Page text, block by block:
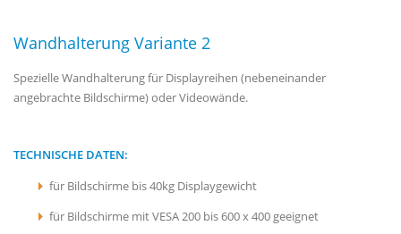
Wandhalterung Variante 2
Spezielle Wandhalterung für Displayreihen (nebeneinander
angebrachte Bildschirme) oder Videowände.
TECHNISCHE DATEN:
für Bildschirme bis 40kg Displaygewicht
für Bildschirme mit VESA 200 bis 600 x 400 geeignet